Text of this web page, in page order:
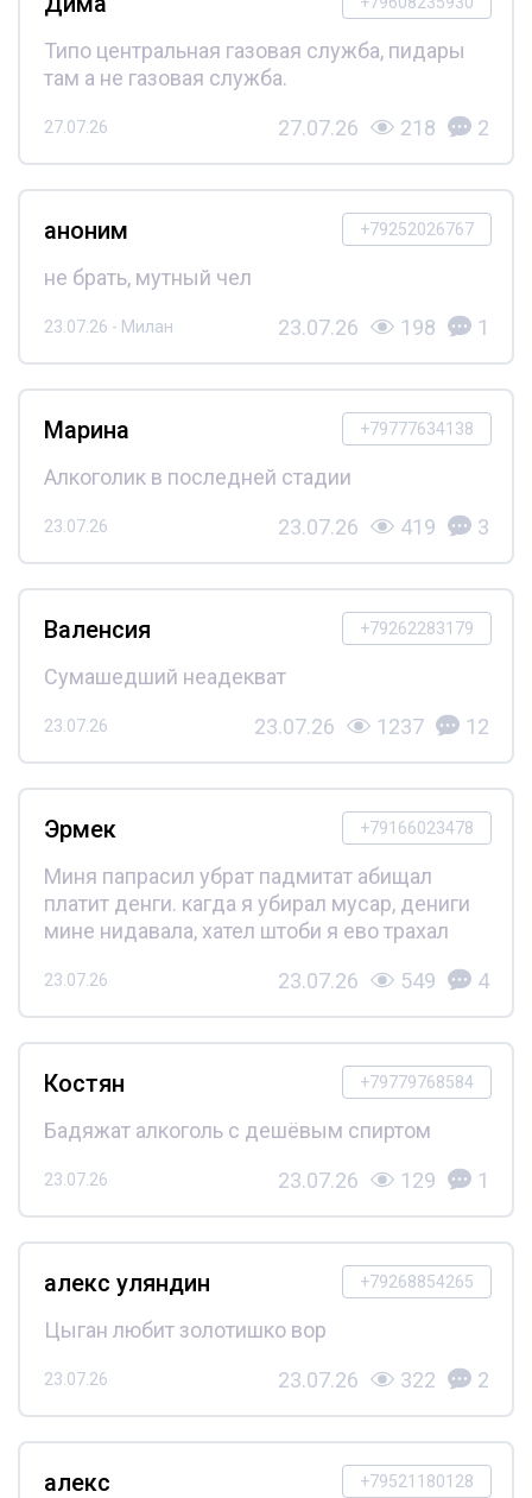
Типо центральная газовая служба, пидары
там а не газовая служба.
27.07.26 27.07.26 218 2
+79252026767
аноним
не брать, мутный чел
23.07.26 - Милан 23.07.26 198 1
+79777634138
Марина
Алкоголик в последней стадии
23.07.26 23.07.26 419 3
+79262283179
Валенсия
Сумашедший неадекват
23.07.26 23.07.26 1237 12
+79166023478
Эрмек
Миня папрасил убрат падмитат абищал
платит денги. кагда я убирал мусар, дениги
мине нидавала, хател штоби я ево трахал
23.07.26 23.07.26 549 4
+79779768584
Костян
Бадяжат алкоголь с дешёвым спиртом
23.07.26 23.07.26 129 1
+79268854265
алекс уляндин
Цыган любит золотишко вор
23.07.26 23.07.26 322 2
+79521180128
алекс